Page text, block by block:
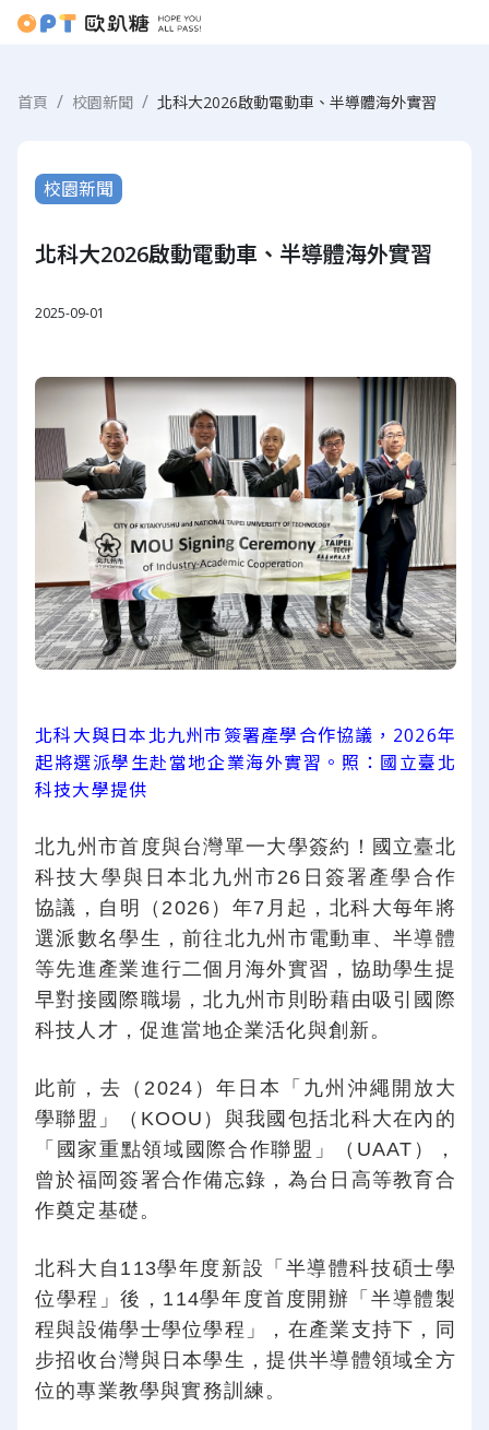
首頁 校園新聞 北科大2026啟動電動車、半導體海外實習
校園新聞
北科大2026啟動電動車、半導體海外實習
2025-09-01
北科大與日本北九州市簽署產學合作協議，2026年
起將選派學生赴當地企業海外實習。照：國立臺北
科技大學提供
北九州市首度與台灣單一大學簽約！國立臺北
科技大學與日本北九州市26日簽署產學合作
協議，自明（2026）年7月起，北科大每年將
選派數名學生，前往北九州市電動車、半導體
等先進產業進行二個月海外實習，協助學生提
早對接國際職場，北九州市則盼藉由吸引國際
科技人才，促進當地企業活化與創新。
此前，去（2024）年日本「九州沖繩開放大
學聯盟」（KOOU）與我國包括北科大在內的
「國家重點領域國際合作聯盟」（UAAT），
曾於福岡簽署合作備忘錄，為台日高等教育合
作奠定基礎。
北科大自113學年度新設「半導體科技碩士學
位學程」後，114學年度首度開辦「半導體製
程與設備學士學位學程」，在產業支持下，同
步招收台灣與日本學生，提供半導體領域全方
位的專業教學與實務訓練。